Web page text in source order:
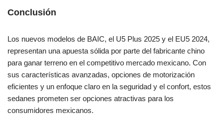
Conclusión
Los nuevos modelos de BAIC, el U5 Plus 2025 y el EU5 2024,
representan una apuesta sólida por parte del fabricante chino
para ganar terreno en el competitivo mercado mexicano. Con
sus características avanzadas, opciones de motorización
eficientes y un enfoque claro en la seguridad y el confort, estos
sedanes prometen ser opciones atractivas para los
consumidores mexicanos.